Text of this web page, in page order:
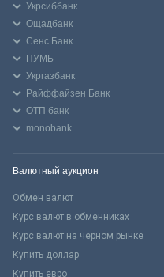
Укрсиббанк
Ощадбанк
Сенс Банк
ПУМБ
Укргазбанк
Райффайзен Банк
ОТП банк
monobank
Валютный аукцион
Обмен валют
Курс валют в обменниках
Курс валют на черном рынке
Купить доллар
Купить евро